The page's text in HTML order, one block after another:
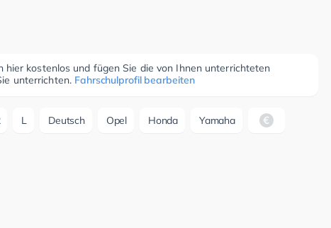
hier kostenlos und fügen Sie die von Ihnen unterrichteten
unterrichten. Fahrschulprofil bearbeiten
L Deutsch Opel Honda Yamaha